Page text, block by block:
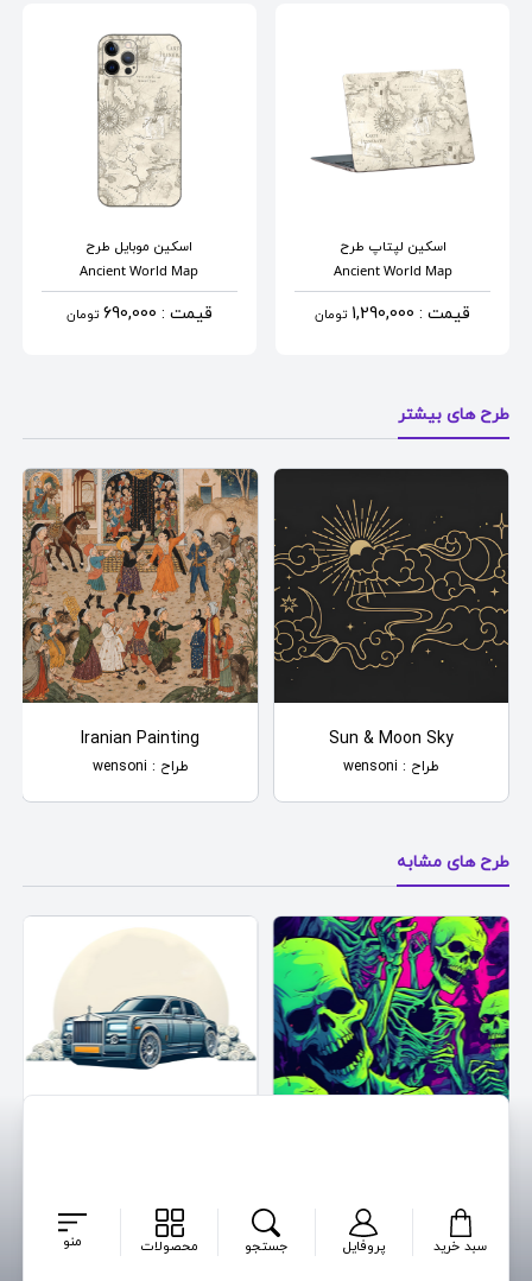
اسکین لپتاپ طرح
Ancient World Map
قیمت : 1,290,000 تومان
اسکین موبایلطرح
Ancient World Map
قیمت : 690,000 تومان
طرح های بیشتر
Sun & Moon Sky
طراح : wensoni
Iranian Painting
طراح : wensoni
طرح های مشابه
طراح : wensoni
منو
محصولات جستجو پروفایل سبد خرید